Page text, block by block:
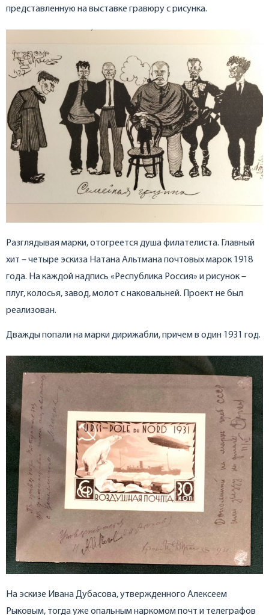
представленную на выставке гравюру с рисунка.
Разглядывая марки, отогреется душа филателиста. Главный
хит – четыре эскиза Натана Альтмана почтовых марок 1918
года. На каждой надпись «Республика Россия» и рисунок –
плуг, колосья, завод, молот с наковальней. Проект не был
реализован.
Дважды попали на марки дирижабли, причем в один 1931 год.
На эскизе Ивана Дубасова, утвержденного Алексеем
Рыковым, тогда уже опальным наркомом почт и телеграфов